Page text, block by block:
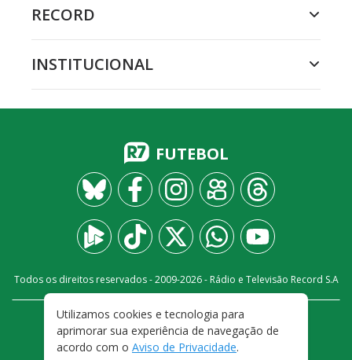
RECORD
INSTITUCIONAL
FUTEBOL
Todos os direitos reservados - 2009-2026- Rádio e Televisão Record S.A
FALE CONOSCO
PRIVACIDADE
TERMOS E CONDIÇÕES DE USO
Utilizamos cookies e tecnologia para
aprimorar sua experiência de navegação de
acordo com o Aviso de Privacidade.